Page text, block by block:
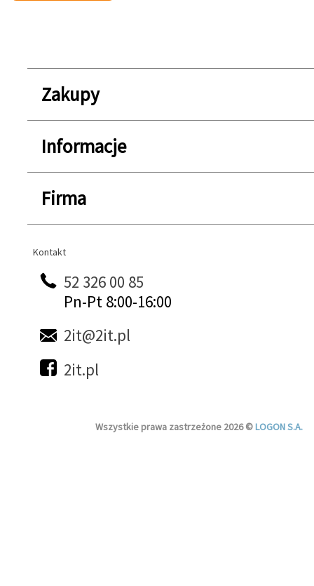
Zakupy
Informacje
Firma
Kontakt
Kontakt
52 326 00 85
Pn-Pt 8:00-16:00
2it@2it.pl
2it.pl
Wszystkie prawa zastrzeżone 2026 ©LOGON S.A.